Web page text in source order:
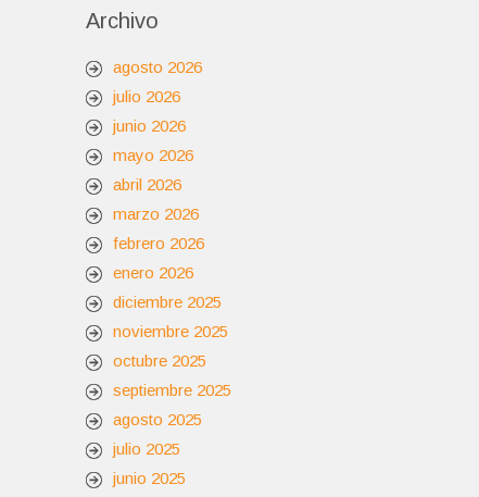
Archivo
agosto 2026
julio 2026
junio 2026
mayo 2026
abril 2026
marzo 2026
febrero 2026
enero 2026
diciembre 2025
noviembre 2025
octubre 2025
septiembre 2025
agosto 2025
julio 2025
junio 2025